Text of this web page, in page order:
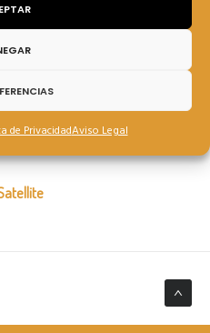
de PrivacidadAviso Legal
Rogers